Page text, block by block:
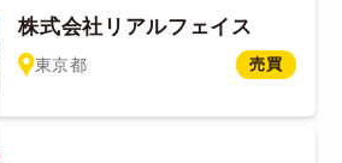
株式会社リアルフェイス
東京都 売買